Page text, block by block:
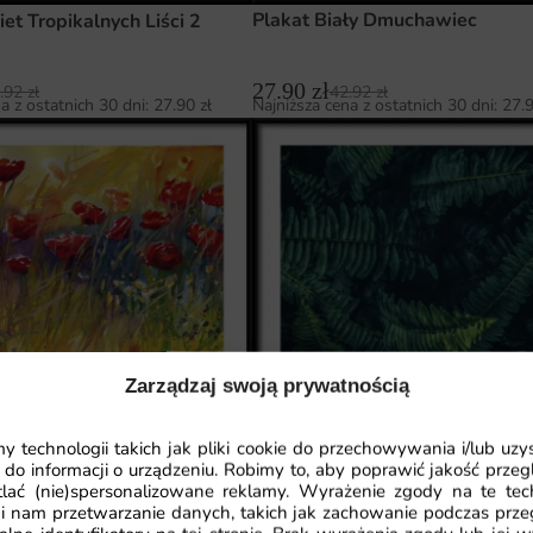
Zarządzaj swoją prywatnością
technologii takich jak pliki cookie do przechowywania i/lub
informacji o urządzeniu. Robimy to, aby poprawić jakość
(nie)spersonalizowane reklamy. Wyrażenie zgody na te
nam przetwarzanie danych, takich jak zachowanie podczas
Tropikalnych Liści 2
zł
z ostatnich 30 dni: 27.90 zł
Plakat Biały Dmuchawiec
27.90 zł42.92zł
Najniższa cena z ostatnich 30 dni:
zł
z ostatnich 30 dni:27.90zł
Plakat Liście Paproci
27.90 zł42.92zł
Najniższa cena z ostatnich 30 dni: